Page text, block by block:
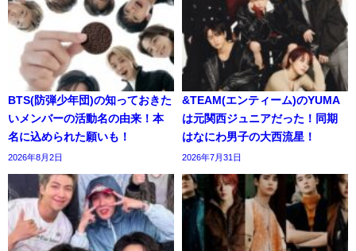
BTS(防弾少年団)の知っておきた
いメンバーの活動名の由来！本
名に込められた願いも！
2026年8月2日
&TEAM(エンティーム)のYUMA
は元関西ジュニアだった！同期
はなにわ男子の大西流星！
2026年7月31日